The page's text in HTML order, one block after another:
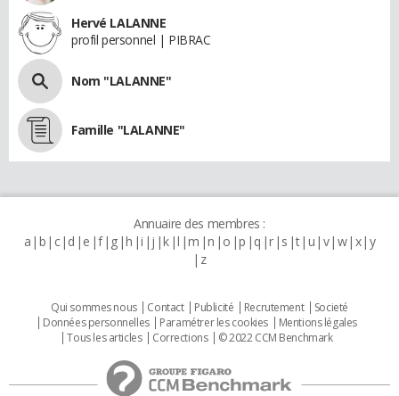
Hervé LALANNE
profil personnel | PIBRAC
Nom "LALANNE"
Famille "LALANNE"
Annuaire des membres :
a b c d e f g h i j k l m n o p q r s t u v w x y
z
Qui sommes nous Contact Publicité Recrutement
Societé
Données personnelles
Paramétrer les cookies
Mentions légales
Tous les articles
Corrections © 2022 CCM Benchmark